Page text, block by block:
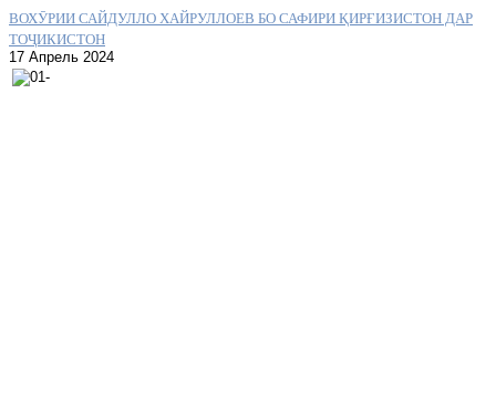
ВОХӮРИИ САЙДУЛЛО ХАЙРУЛЛОЕВ БО САФИРИ ҚИРҒИЗИСТОН ДАР
ТОҶИКИСТОН
17 Апрель 2024